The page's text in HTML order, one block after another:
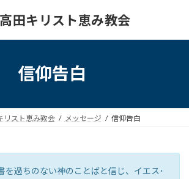
田キリスト恵み教会
信仰告白
リスト恵み教会 メッセージ 信仰告白
を過ちのない神のことばと信じ、イエス･